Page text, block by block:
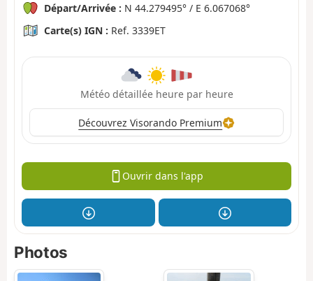
Départ/Arrivée : N 44.279495° / E 6.067068°
Carte(s) IGN : Ref. 3339ET
Météo détaillée heure par heure
Découvrez Visorando Premium
Ouvrir dans l'app
Photos